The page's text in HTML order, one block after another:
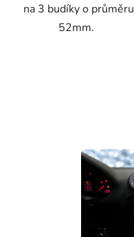
na 3 budíky o průměru
52mm.